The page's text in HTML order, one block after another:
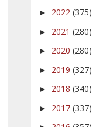
► 2022 (375)
► 2021 (280)
► 2020 (280)
► 2019 (327)
► 2018 (340)
► 2017 (337)